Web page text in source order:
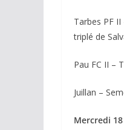
Tarbes PF
triplé de
Pau FC II –
Juillan –
Mercredi